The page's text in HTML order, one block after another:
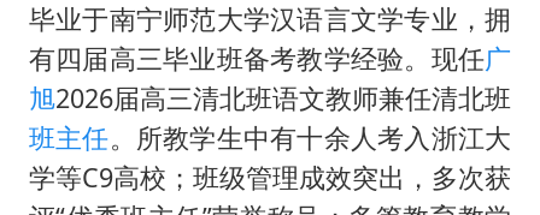
毕业于南宁师范大学汉语言文学专业，拥
有四届高三毕业班备考教学经验。现任广
旭2026届高三清北班语文教师兼任清北班
班主任。所教学生中有十余人考入浙江大
学等C9高校；班级管理成效突出，多次获